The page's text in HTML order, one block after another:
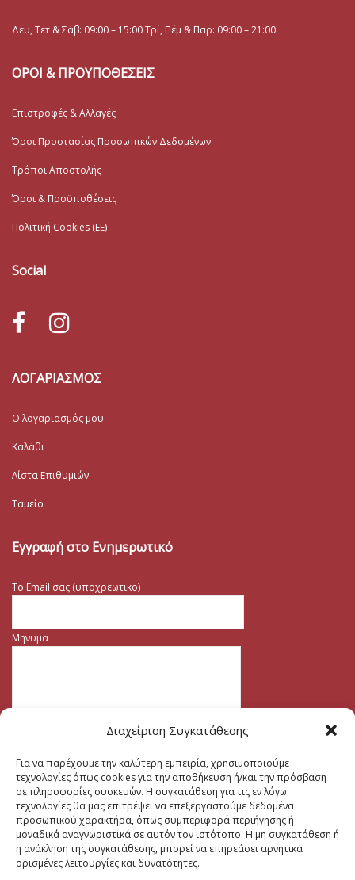
Διαχείριση Συγκατάθεσης
Για να παρέχουμε την καλύτερη εμπειρία, χρησιμοποιούμε
τεχνολογίες όπως cookies για την αποθήκευση ή/και την πρόσβαση
σε πληροφορίες συσκευών. Η συγκατάθεση για τις εν λόγω
τεχνολογίες θα μας επιτρέψει να επεξεργαστούμε δεδομένα
προσωπικού χαρακτήρα, όπως συμπεριφορά περιήγησης ή
μοναδικά αναγνωριστικά σε αυτόν τον ιστότοπο. Η μη συγκατάθεση ή
η ανάκληση της συγκατάθεσης, μπορεί να επηρεάσει αρνητικά
ορισμένες λειτουργίες και δυνατότητες.
Δευ, Τετ & Σάβ: 09:00 – 15:00 Τρί, Πέμ & Παρ: 09:00 – 21:00
ΟΡΟΙ & ΠΡΟΥΠΟΘΕΣΕΙΣ
Επιστροφές & Αλλαγές
Όροι Προστασίας Προσωπικών Δεδομένων
Τρόποι Αποστολής
Όροι & Προϋποθέσεις
Πολιτική Cookies (ΕΕ)
Social
ΛΟΓΑΡΙΑΣΜΟΣ
Ο λογαριασμός μου
Καλάθι
Λίστα Επιθυμιών
Ταμείο
Εγγραφή στο Ενημερωτικό
Το Email σας (υποχρεωτικο)
Μηνυμα